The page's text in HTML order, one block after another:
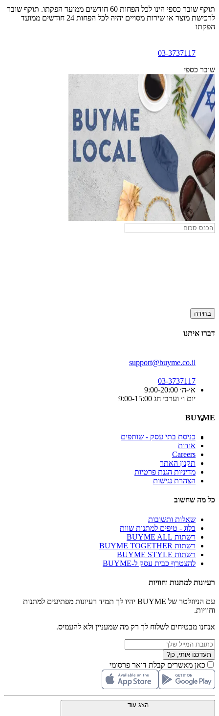
תוקף שובר כספי הינו לכל הפחות 60 חודשים ממועד הפקתו. תוקף שובר
לרכישת מוצר או שירות מסויים יהיה לכל הפחות 24 חודשים ממועד
הפקתו
03-3737117
שובר כספי
בחירה
דברו איתנו
support@buyme.co.il
03-3737117
א׳-ה׳ 9:00-20:00
יום ו׳ וערבי חג 9:00-15:00
BUYME
כניסת בתי עסק - שותפים
אודות
Careers
תקנון האתר
מדיניות הגנת פרטיות
הצהרת נגישות
כל מה שחשוב
שאלות ותשובות
בלוג - טיפים למתנות שוות
רשתות BUYME ALL
רשתות BUYME TOGETHER
רשתות BUYME STYLE
להצטרף כבית עסק ל-BUYME
רעיונות למתנות וחוויות
עם הניוזלטר של BUYME יהיו לך תמיד רעיונות מפתיעים למתנות
וחוויות.
אנחנו מבטיחים לשלוח לך רק מה שמעניין ולא להעמיס.
תעדכנו אותי, כן?
כאן מאשרים קבלת דואר פרסומי
הצג עוד